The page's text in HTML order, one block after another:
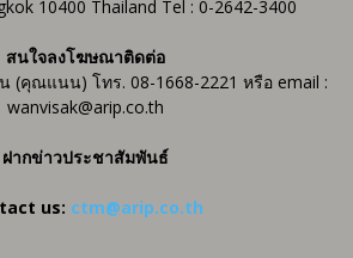
10400 Thailand Tel : 0-2642-3400
สนใจลงโฆษณาติดต่อ
(คุณแนน) โทร. 08-1668-2221 หรือ email :
wanvisak@arip.co.th
ฝากข่าวประชาสัมพันธ์
us: ctm@arip.co.th